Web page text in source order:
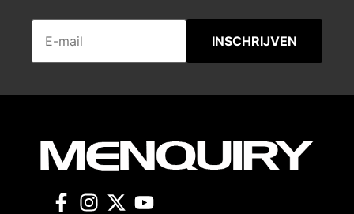
INSCHRIJVEN